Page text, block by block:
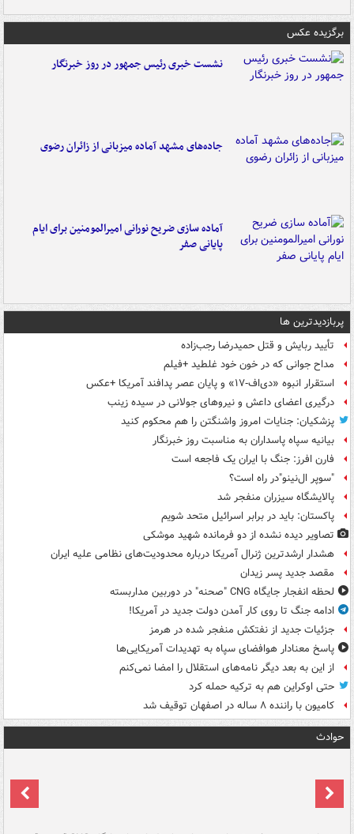
برگزیده عکس
نشست خبری رئیس جمهور در روز خبرنگار
جاده‌های مشهد آماده میزبانی از زائران رضوی
آماده سازی ضریح نورانی امیرالمومنین برای ایام
پایانی صفر
پربازدیدترین ها
تأیید ربایش و قتل حمیدرضا رجب‌زاده
مداح جوانی که در خون خود غلطید +فیلم
استقرار انبوه «دی‌اف‑۱۷» و پایان عصر پدافند آمریکا +عکس
درگیری اعضای داعش و نیروهای جولانی در سیده زینب
پزشکیان: جنایات امروز واشنگتن را هم محکوم کنید
بیانیه سپاه پاسداران به مناسبت روز خبرنگار
فارن افرز: جنگ با ایران یک فاجعه است
"سوپر ال‌نینو"در راه است؟
پالایشگاه سیزران منفجر شد
پاکستان: باید در برابر اسرائیل متحد شویم
تصاویر دیده‌ نشده از دو فرمانده شهید موشکی
هشدار ارشدترین ژنرال آمریکا درباره محدودیت‌های نظامی علیه ایران
مقصد جدید پسر زیدان
لحظه انفجار جایگاه CNG "صحنه" در دوربین مداربسته
ادامه جنگ تا روی کار آمدن دولت جدید در آمریکا!
جزئیات جدید از نفتکش منفجر شده در هرمز
پاسخ معنادار هوافضای سپاه به تهدیدات آمریکایی‌ها
از این به بعد دیگر نامه‌های استقلال را امضا نمی‌کنم
حتی اوکراین هم به ترکیه حمله کرد
کامیون با راننده ۸ ساله در اصفهان توقیف شد
حوادث